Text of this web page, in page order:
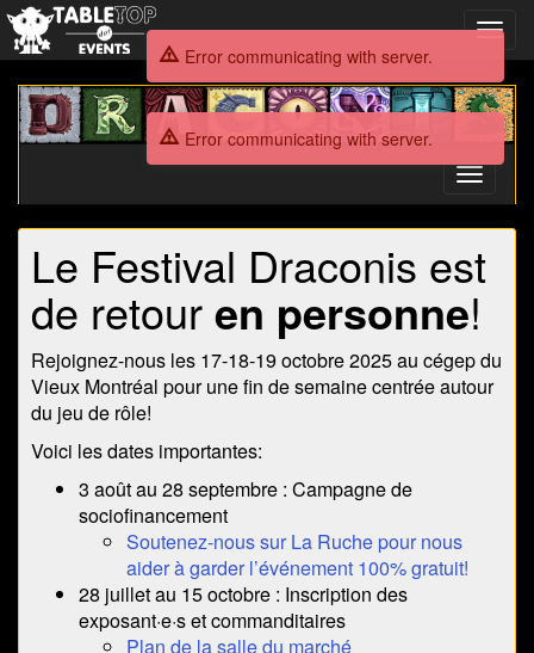
Festival
Draconis
2025
Toggle
Festival
Draconis
2025
Le Festival Draconis est
de retouren personne!
Rejoignez-nous les 17-18-19 octobre 2025 au cégep du
Vieux Montréal pour une fin de semaine centrée autour
du jeu de rôle!
Voici les dates importantes:
3 août au 28 septembre : Campagne de
sociofinancement
Soutenez-nous sur La Ruche pour nous
aider à garder l’événement 100% gratuit!
28 juillet au 15 octobre : Inscription des
exposant·e·s et commanditaires
Plan de la salle du marché
Error communicating with server.
Error communicating with server.